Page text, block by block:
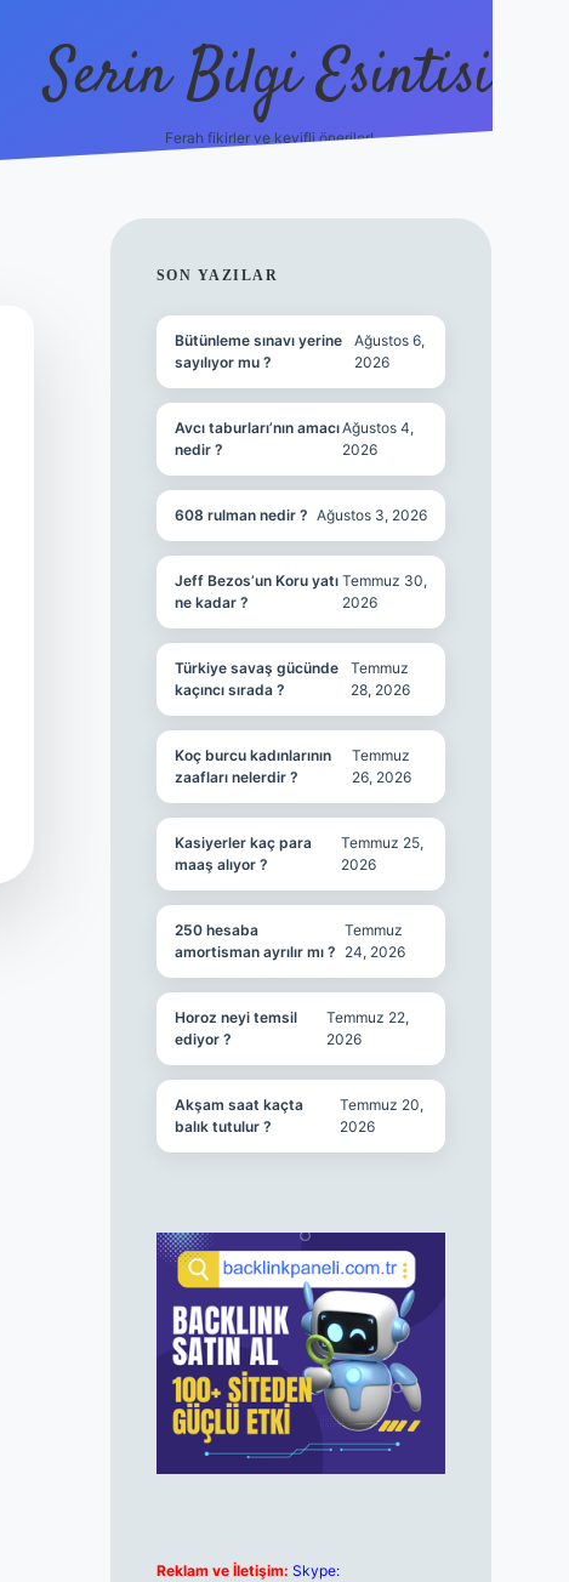
Serin Bilgi Esintisi
Ferah fikirler ve keyifli öneriler!
SIDEBAR
SON YAZILAR
Bütünleme sınavı yerine
sayılıyor mu ?
Ağustos 6,
2026
Avcı taburları’nın amacı
nedir ?
Ağustos 4,
2026
608 rulman nedir ? Ağustos 3, 2026
Jeff Bezos’un Koru yatı
ne kadar ?
Temmuz 30,
2026
Türkiye savaş gücünde
kaçıncı sırada ?
Temmuz
28, 2026
Koç burcu kadınlarının
zaafları nelerdir ?
Temmuz
26, 2026
Kasiyerler kaç para
maaş alıyor ?
Temmuz 25,
2026
250 hesaba
amortisman ayrılır mı ?
Temmuz
24, 2026
Horoz neyi temsil
ediyor ?
Temmuz 22,
2026
Akşam saat kaçta
balık tutulur ?
Temmuz 20,
2026
Reklam ve İletişim: Skype:
ilbet giriş